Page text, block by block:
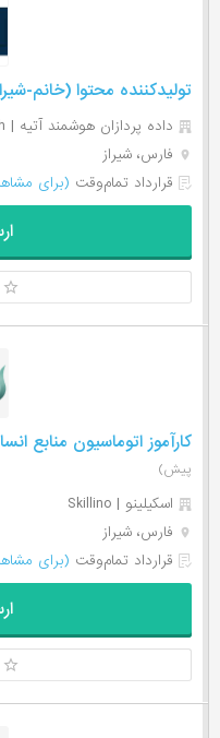
تولیدکننده محتوا (خانم-
داده پردازان هوشمند آتیه | Dadeh Jardazan Hoshmad Atiyeh
فارس، شیراز
قرارداد تمام‌وقت (برای
کارآموز اتوماسیون منابع
پیش)
اسکیلینو | Skillino
فارس، شیراز
قرارداد تمام‌وقت (برای